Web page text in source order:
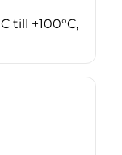
till +100°C,